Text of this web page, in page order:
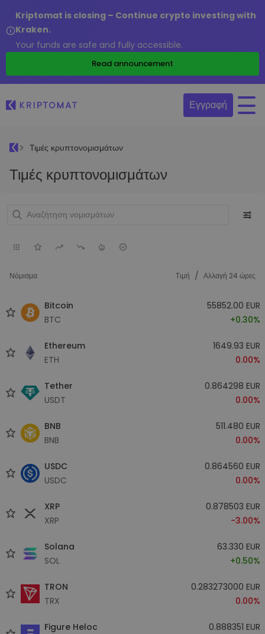
Kriptomat is closing – Continue crypto investing with
Kraken.
Your funds are safe and fully accessible.
Read announcement
Εγγραφή
Τιμές κρυπτονομισμάτων
Τιμές κρυπτονομισμάτων
Νόμισμα Tιμή / Αλλαγή 24 ώρες
Bitcoin
BTC
55852.00 EUR
+0.30%
Ethereum
ETH
1649.93 EUR
0.00%
Tether
USDT
0.864298 EUR
0.00%
BNB
BNB
511.480 EUR
0.00%
USDC
USDC
0.864560 EUR
0.00%
XRP
XRP
0.878503 EUR
-3.00%
Solana
SOL
63.330 EUR
+0.50%
TRON
TRX
0.283273000 EUR
0.00%
Figure Heloc
0.888351 EUR